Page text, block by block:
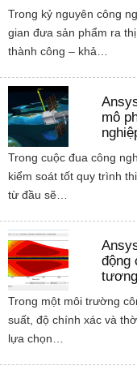
Trong kỷ nguyên công
gian đưa sản phẩm ra
thành công – khả…
mô
Trong cuộc đua công
kiểm soát tốt quy trình
từ đầu sẽ…
động
Trong một môi trường
suất, độ chính xác và
lựa chọn…